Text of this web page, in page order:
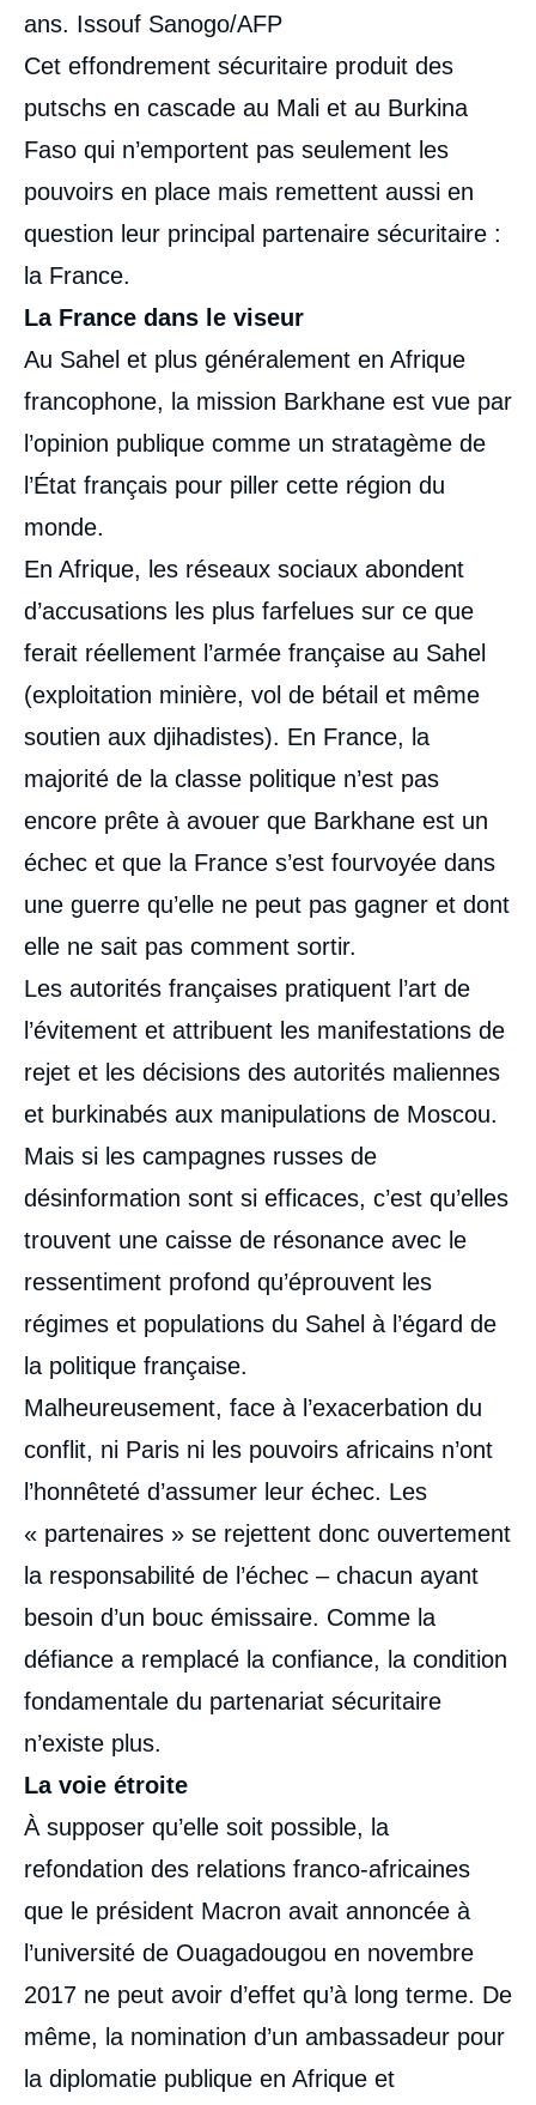
ans. Issouf Sanogo/AFP
Cet effondrement sécuritaire produit des
putschs en cascade au Mali et au Burkina
Faso qui n’emportent pas seulement les
pouvoirs en place mais remettent aussi en
question leur principal partenaire sécuritaire :
la France.
La France dans le viseur
Au Sahel et plus généralement en Afrique
francophone, la mission Barkhane est vue par
l’opinion publique comme un stratagème de
l’État français pour piller cette région du
monde.
En Afrique, les réseaux sociaux abondent
d’accusations les plus farfelues sur ce que
ferait réellement l’armée française au Sahel
(exploitation minière, vol de bétail et même
soutien aux djihadistes). En France, la
majorité de la classe politique n’est pas
encore prête à avouer que Barkhane est un
échec et que la France s’est fourvoyée dans
une guerre qu’elle ne peut pas gagner et dont
elle ne sait pas comment sortir.
Les autorités françaises pratiquent l’art de
l’évitement et attribuent les manifestations de
rejet et les décisions des autorités maliennes
et burkinabés aux manipulations de Moscou.
Mais si les campagnes russes de
désinformation sont si efficaces, c’est qu’elles
trouvent une caisse de résonance avec le
ressentiment profond qu’éprouvent les
régimes et populations du Sahel à l’égard de
la politique française.
Malheureusement, face à l’exacerbation du
conflit, ni Paris ni les pouvoirs africains n’ont
l’honnêteté d’assumer leur échec. Les
« partenaires » se rejettent donc ouvertement
la responsabilité de l’échec – chacun ayant
besoin d’un bouc émissaire. Comme la
défiance a remplacé la confiance, la condition
fondamentale du partenariat sécuritaire
n’existe plus.
La voie étroite
À supposer qu’elle soit possible, la
refondation des relations franco-africaines
que le président Macron avait annoncée à
l’université de Ouagadougou en novembre
2017 ne peut avoir d’effet qu’à long terme. De
même, la nomination d’un ambassadeur pour
la diplomatie publique en Afrique et
Thierry VIRCOULON, « Après le Mali, le
Burkina : avis de tempête pour la France au
Sahel », Articles, Ifri, 17 octobre 2022.